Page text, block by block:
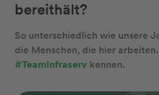
bereithält?
So unterschiedlich wie unsere
die Menschen, die hier
#TeamInfraserv kennen.